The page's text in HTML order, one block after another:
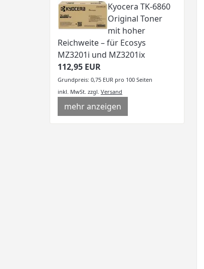
Kyocera TK-6860
Original Toner
mit hoher
Reichweite – für Ecosys
MZ3201i und MZ3201ix
112,95 EUR
Grundpreis: 0,75 EUR pro 100 Seiten
inkl. MwSt. zzgl. Versand
mehr anzeigen